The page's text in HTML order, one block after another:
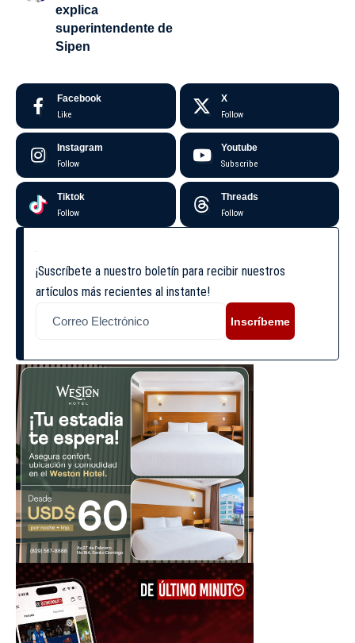
explica
superintendente de
Sipen
Facebook
Like
X
Follow
Instagram
Follow
Youtube
Subscribe
Tiktok
Follow
Threads
Follow
¡Suscríbete a nuestro boletín para recibir nuestros
artículos más recientes al instante!
Inscríbeme